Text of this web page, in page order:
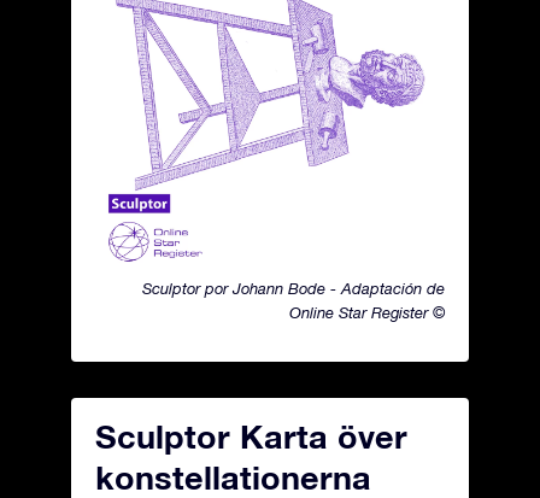
Sculptor por Johann Bode - Adaptación de
Online Star Register ©
Sculptor Karta över
konstellationerna